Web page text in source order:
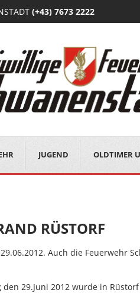
(+43) 7673 2222
JUGEND OLDTIMER
RÜSTORF
Auch die Feuerwehr
29.Juni 2012 wurde in